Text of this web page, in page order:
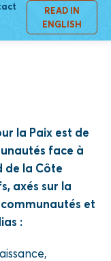
READ IN
ENGLISH
la Paix est de
face à
de la Côte
axés sur la
et
: